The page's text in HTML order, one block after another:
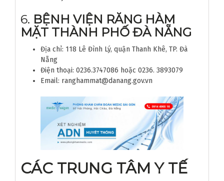
6. BỆNH VIỆN RĂNG HÀM
MẶT THÀNH PHỐ ĐÀ NẴNG
Địa chỉ: 118 Lê Đình Lý, quận Thanh Khê, TP. Đà
Nẵng
Điện thoại: 0236.3747086 hoặc 0236. 3893079
Email: ranghammat@danang.gov.vn
CÁC TRUNG TÂM Y TẾ